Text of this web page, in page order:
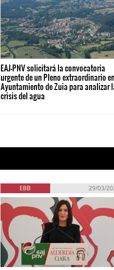
EAJ-PNV solicitará la convocatoria
urgente de un Pleno extraordinario
Ayuntamiento de Zuia para analizar
crisis del agua
EBB 29/03/